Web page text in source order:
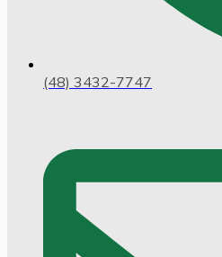
(48) 3432-7747